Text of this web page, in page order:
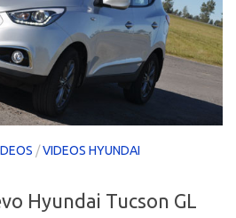
/VIDEOS HYUNDAI
Hyundai Tucson GL